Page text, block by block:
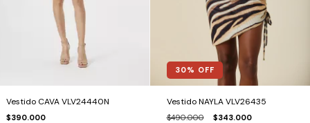
Vestido CAVA VLV24440N
$390.000
30% OFF
Vestido NAYLA VLV26435
$490.000 $343.000